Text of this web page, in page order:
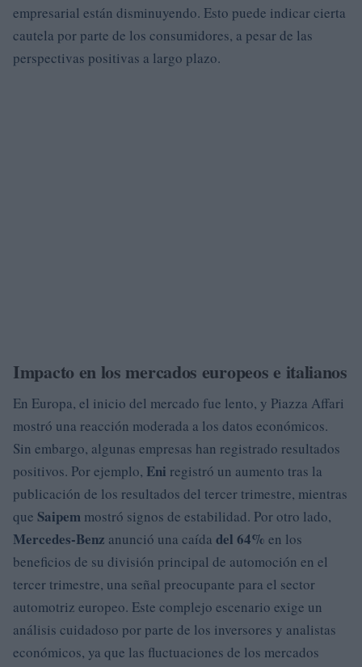
empresarial están disminuyendo. Esto puede indicar cierta
cautela por parte de los consumidores, a pesar de las
perspectivas positivas a largo plazo.
Impacto en los mercados europeos e italianos
En Europa, el inicio del mercado fue lento, y Piazza Affari
mostró una reacción moderada a los datos económicos.
Sin embargo, algunas empresas han registrado resultados
positivos. Por ejemplo, Eni registró un aumento tras la
publicación de los resultados del tercer trimestre, mientras
que Saipem mostró signos de estabilidad. Por otro lado,
Mercedes-Benz anunció una caída del 64% en los
beneficios de su división principal de automoción en el
tercer trimestre, una señal preocupante para el sector
automotriz europeo. Este complejo escenario exige un
análisis cuidadoso por parte de los inversores y analistas
económicos, ya que las fluctuaciones de los mercados